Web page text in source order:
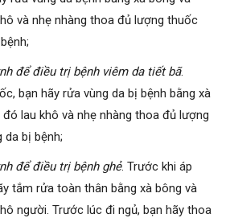
và nhẹ nhàng thoa đủ lượng thuốc
để điều trị bệnh viêm da tiết bã.
bạn hãy rửa vùng da bị bệnh bằng xà
lau khô và nhẹ nhàng thoa đủ lượng
da bị bệnh;
để điều trị bệnh ghẻ. Trước khi áp
tắm rửa toàn thân bằng xà bông và
người. Trước lúc đi ngủ, bạn hãy thoa